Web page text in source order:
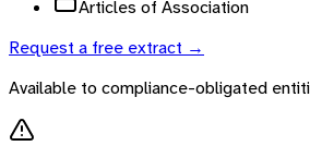
Articles of Association
Request a free extract →
Available to compliance-obligated